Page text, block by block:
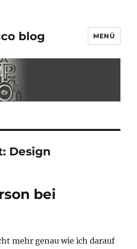
blog MENÜ
Design
bei
mehr genau wie ich darauf